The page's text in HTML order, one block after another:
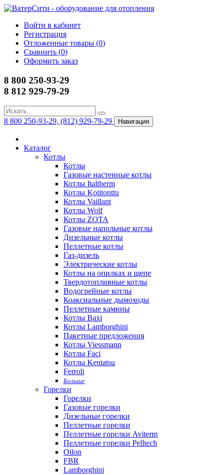
Войти в кабинет
Регистрация
Отложенные товары (0)
Сравнить (0)
Оформить заказ
8 800 250-93-29
8 812 929-79-29
8 800 250-93-29, (812) 929-79-29 Навигация
Каталог
Котлы
Котлы
Газовые настенные котлы
Котлы Italtherm
Котлы Kotitonttu
Котлы Vaillant
Котлы Wolf
Котлы ZOTA
Газовые напольные котлы
Дизельные котлы
Пеллетные котлы
Газ-дизель
Электрические котлы
Котлы на опилках и щепе
Твердотопливные котлы
Водогрейные котлы
Коаксиальные дымоходы
Пеллетные камины
Котлы Baxi
Котлы Lamborghini
Пакетные предложения
Котлы Viessmann
Котлы Faci
Котлы Kentatsu
Ferroli
Больше
Горелки
Горелки
Газовые горелки
Дизельные горелки
Пеллетные горелки
Пеллетные горелки Aviterm
Пеллетные горелки Pelltech
Oilon
FBR
Lamborghini